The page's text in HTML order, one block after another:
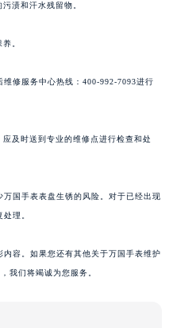
渍和汗水残留物。
。
修服务中心热线：400-992-7093进行
及时送到专业的维修点进行检查和处
国手表表盘生锈的风险。对于已经出现
理。
内容。如果您还有其他关于万国手表维护
我们将竭诚为您服务。